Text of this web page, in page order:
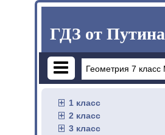
ГДЗ от Путина
1 класс
2 класс
3 класс